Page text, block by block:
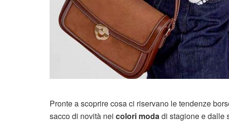
Pronte a scoprire cosa ci riservano le tendenze
sacco di novità nei colori modadi stagione e dalle